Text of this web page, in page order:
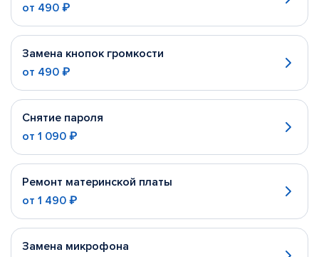
от 490 ₽
Замена кнопок громкости
от 490 ₽
Снятие пароля
от 1 090 ₽
Ремонт материнской платы
от 1 490 ₽
Замена микрофона